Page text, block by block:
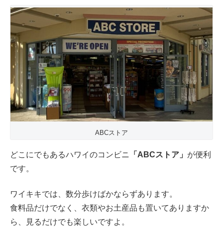
ABCストア
どこにでもあるハワイのコンビニ 「ABCストア」 が便利
です。
ワイキキでは、数分歩けばかならずあります。
食料品だけでなく、衣類やお土産品も置いてありますか
ら、見るだけでも楽しいですよ。